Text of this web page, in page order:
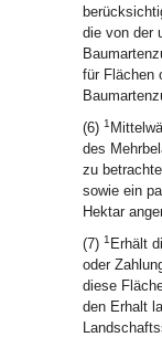
die von der
für Flächen
(6) 1
des
zu
sowie ein
Hektar
(7) 1 Erhält
oder
diese
den Erhalt